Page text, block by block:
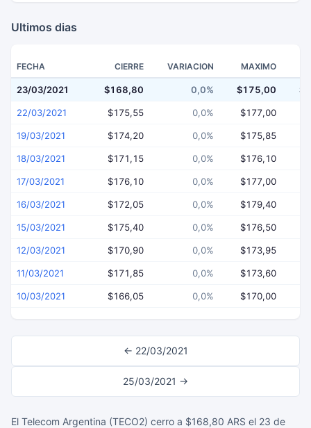
Ultimos dias
FECHA CIERRE VARIACION MAXIMO
23/03/2021 $168,80 0,0% $175,00
22/03/2021 $175,55 0,0% $177,00
19/03/2021 $174,20 0,0% $175,85
18/03/2021 $171,15 0,0% $176,10
17/03/2021 $176,10 0,0% $177,00
16/03/2021 $172,05 0,0% $179,40
15/03/2021 $175,40 0,0% $176,50
12/03/2021 $170,90 0,0% $173,95
11/03/2021 $171,85 0,0% $173,60
10/03/2021 $166,05 0,0% $170,00
← 22/03/2021
25/03/2021 →
El Telecom Argentina (TECO2) cerro a $168,80 ARS el 23 de